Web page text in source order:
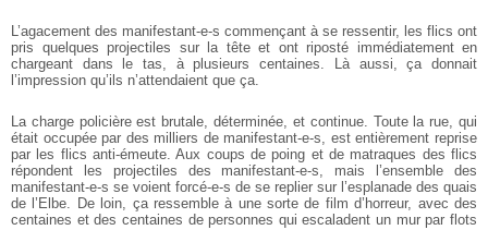
L’agacement des manifestant-e-s commençant à se ressentir, les flics ont
pris quelques projectiles sur la tête et ont riposté immédiatement en
chargeant dans le tas, à plusieurs centaines. Là aussi, ça donnait
l’impression qu’ils n’attendaient que ça.
La charge policière est brutale, déterminée, et continue. Toute la rue, qui
était occupée par des milliers de manifestant-e-s, est entièrement reprise
par les flics anti-émeute. Aux coups de poing et de matraques des flics
répondent les projectiles des manifestant-e-s, mais l’ensemble des
manifestant-e-s se voient forcé-e-s de se replier sur l’esplanade des quais
de l’Elbe. De loin, ça ressemble à une sorte de film d’horreur, avec des
centaines et des centaines de personnes qui escaladent un mur par flots